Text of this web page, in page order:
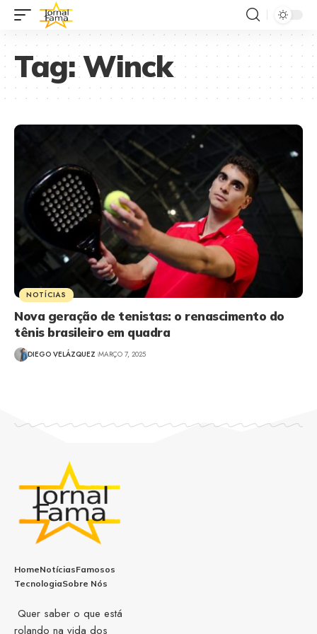
Tag:Winck
NOTÍCIAS
Nova geração de tenistas: o renascimento do
tênis brasileiro em quadra
DIEGO VELÁZQUEZ MARÇO 7, 2025
HomeNotíciasFamosos
TecnologiaSobre Nós
Quer saber o que está
rolando na vida dos